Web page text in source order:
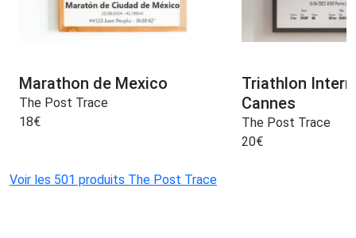
Marathon de Mexico
The Post Trace
18€
Triathlon
Cannes
The Post Trace
20€
Voir les 501 produits The Post Trace